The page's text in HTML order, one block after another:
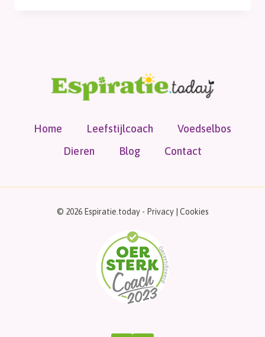
Home Leefstijlcoach
Voedselbos
Dieren
Blog Contact
© 2026 Espiratie.today - Privacy| Cookies